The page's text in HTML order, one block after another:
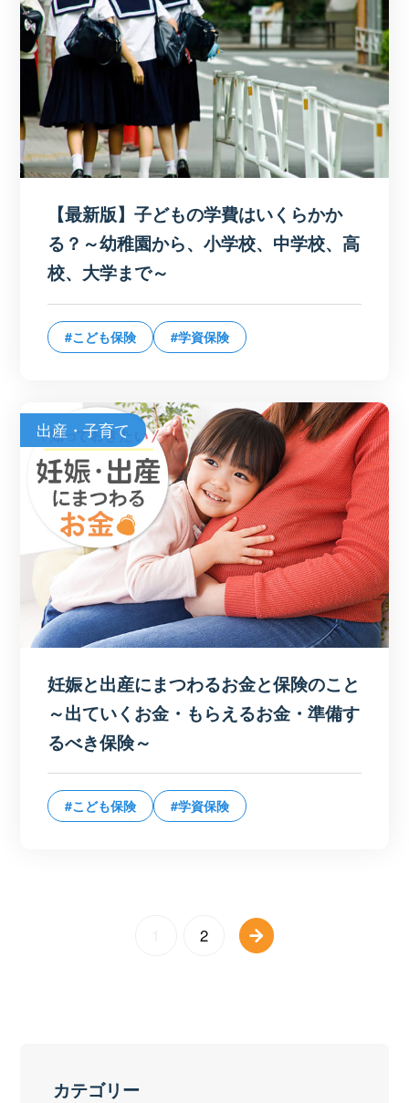
【最新版】子どもの学費はいくらかか
る？～幼稚園から、小学校、中学校、高
校、大学まで～
#こども保険 #学資保険
出産・子育て
妊娠と出産にまつわるお金と保険のこと
～出ていくお金・もらえるお金・準備す
るべき保険～
#こども保険 #学資保険
2
カテゴリー